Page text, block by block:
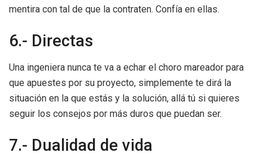
mentira con tal de que la contraten. Confía en ellas.
6.- Directas
Una ingeniera nunca te va a echar el choro mareador para
que apuestes por su proyecto, simplemente te dirá la
situación en la que estás y la solución, allá tú si quieres
seguir los consejos por más duros que puedan ser.
7.- Dualidad de vida